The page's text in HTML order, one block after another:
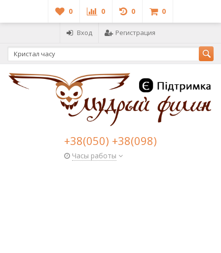
0 0 0 0
Вход Регистрация
+38(050) +38(098)
Часы работы